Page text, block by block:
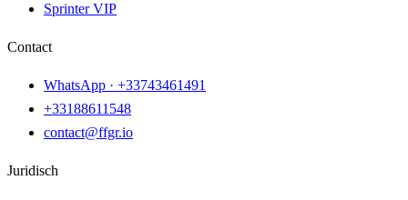
Sprinter VIP
Contact
WhatsApp · +33743461491
+33188611548
contact@ffgr.io
Juridisch